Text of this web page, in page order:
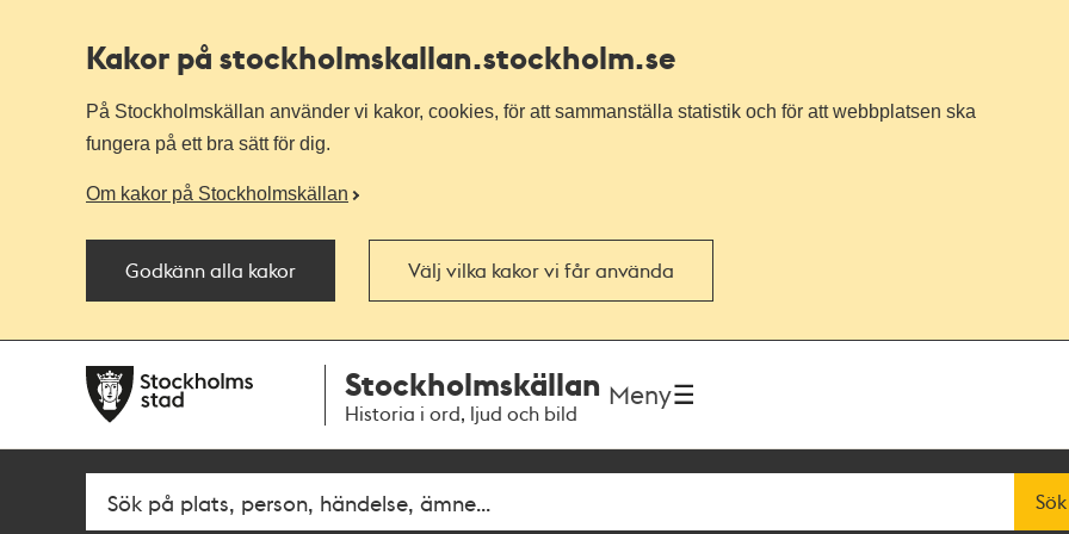
Kakor på stockholmskallan.stockholm.se
På Stockholmskällan använder vi kakor, cookies, för att sammanställa statistik och för att webbplatsen ska
fungera på ett bra sätt för dig.
Om kakor på Stockholmskällan
Godkänn alla kakor Välj vilka kakor vi får använda
navigationen
huvudinnehållet
Stockholmskällan
Historia i ord, ljud och bild
Meny
Fritextsök Sök